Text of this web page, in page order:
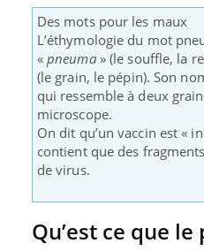
Des mots pour les maux
L’éthymologie du mot
«pneuma» (le souffle, la
(le grain, le pépin). Son
qui ressemble à deux
microscope.
On dit qu’un vaccin est «
contient que des
de virus.
Qu’est ce que